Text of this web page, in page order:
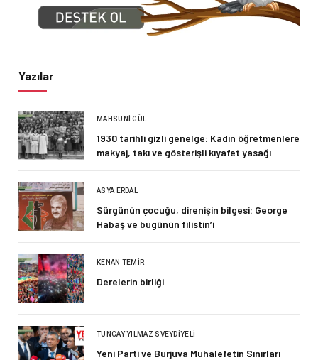
Yazılar
MAHSUNI GÜL
1930 tarihli gizli genelge: Kadın öğretmenlere
makyaj, takı ve gösterişli kıyafet yasağı
ASYA ERDAL
Sürgünün çocuğu, direnişin bilgesi: George
Habaş ve bugünün filistin’i
KENAN TEMIR
Derelerin birliği
TUNCAY YILMAZ SVEYDIYELI
Yeni Parti ve Burjuva Muhalefetin Sınırları